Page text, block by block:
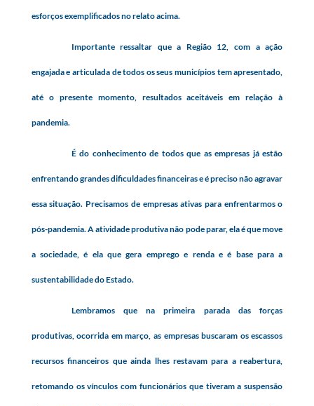
esforços exemplificados no relato acima.
Importante ressaltar que a Região 12, com a ação
engajada e articulada de todos os seus municípios tem apresentado,
até o presente momento, resultados aceitáveis em relação à
pandemia.
É do conhecimento de todos que as empresas já estão
enfrentando grandes dificuldades financeiras e é preciso não agravar
essa situação. Precisamos de empresas ativas para enfrentarmos o
pós-pandemia. A atividade produtiva não pode parar, ela é que move
a sociedade, é ela que gera emprego e renda e é base para a
sustentabilidade do Estado.
Lembramos que na primeira parada das forças
produtivas, ocorrida em março, as empresas buscaram os escassos
recursos financeiros que ainda lhes restavam para a reabertura,
retomando os vínculos com funcionários que tiveram a suspensão